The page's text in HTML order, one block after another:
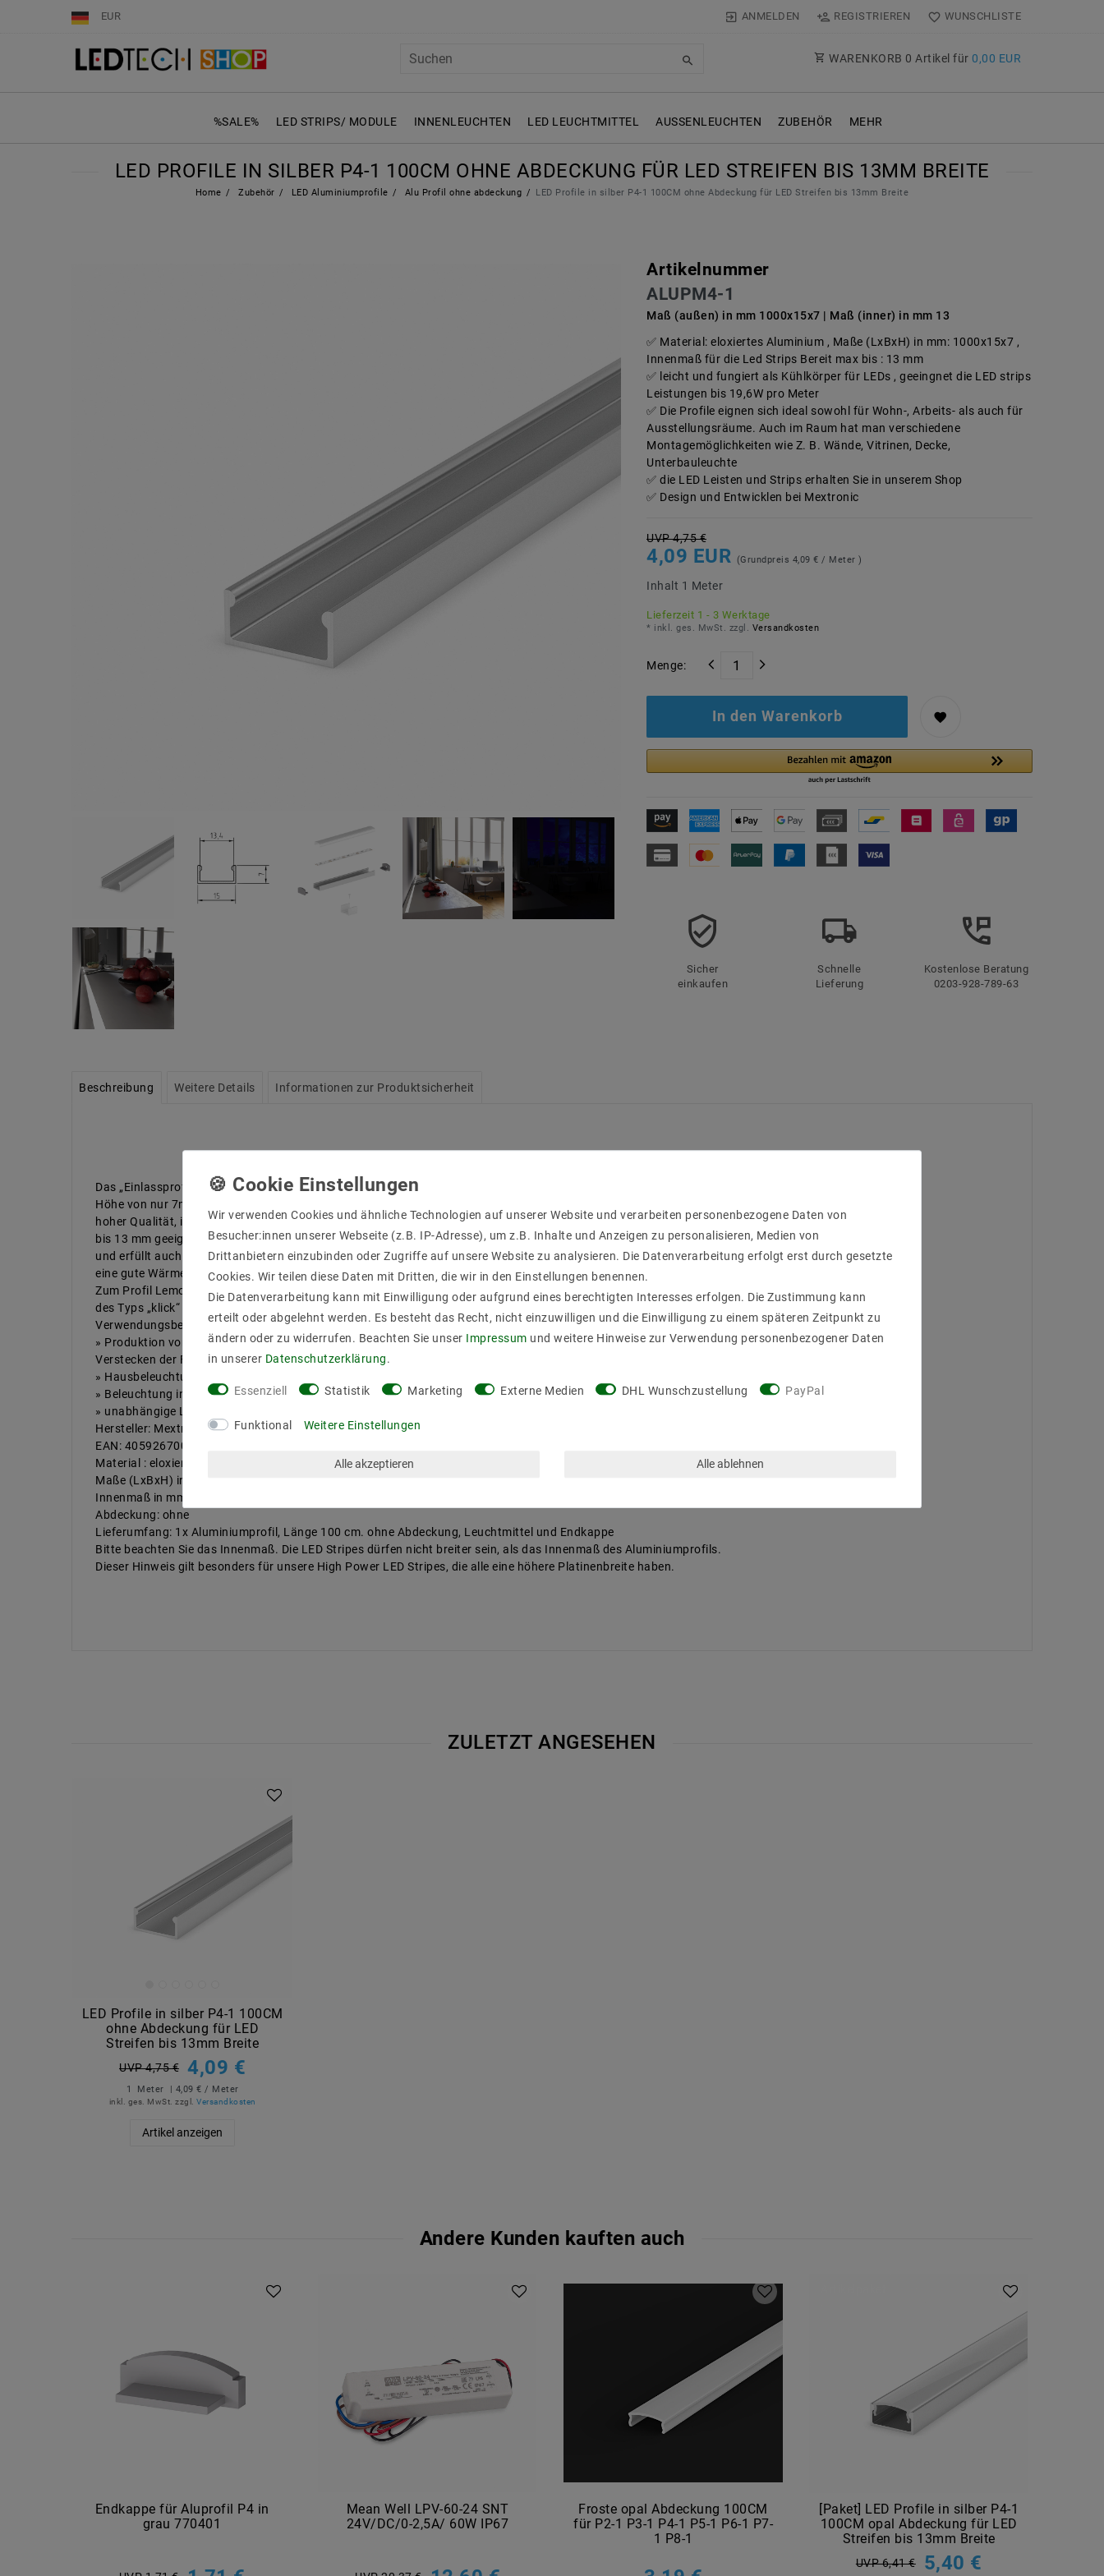
EUR ANMELDEN REGISTRIEREN WUNSCHLISTE
WARENKORB 0 Artikel für 0,00 EUR
%SALE% LED STRIPS/ MODULE INNENLEUCHTEN LED LEUCHTMITTEL AUSSENLEUCHTEN ZUBEHÖR MEHR
LED PROFILE IN SILBER P4-1 100CM OHNE ABDECKUNG FÜR LED STREIFEN BIS 13MM BREITE
Home Zubehör LED Aluminiumprofile Alu Profil ohne abdeckung LED Profile in silber P4-1 100CM ohne Abdeckung für LED Streifen bis 13mm Breite
Artikelnummer
ALUPM4-1
Maß (außen) in mm 1000x15x7 | Maß (inner) in mm 13
Material: eloxiertes Aluminium , Maße (LxBxH) in mm: 1000x15x7 ,
Innenmaß für die Led Strips Bereit max bis : 13 mm
leicht und fungiert als Kühlkörper für LEDs , geeingnet die LED strips
Leistungen bis 19,6W pro Meter
Die Profile eignen sich ideal sowohl für Wohn-, Arbeits- als auch für
Ausstellungsräume. Auch im Raum hat man verschiedene
Montagemöglichkeiten wie Z. B. Wände, Vitrinen, Decke,
Unterbauleuchte
die LED Leisten und Strips erhalten Sie in unserem Shop
Design und Entwicklen bei Mextronic
UVP 4,75 €
4,09 EUR (Grundpreis 4,09 € / Meter )
Inhalt 1 Meter
Lieferzeit 1 - 3 Werktage
* inkl. ges. MwSt. zzgl. Versandkosten
Menge:
In den Warenkorb
Sicher
einkaufen
Schnelle
Lieferung
Kostenlose Beratung
0203-928-789-63
Beschreibung Weitere Details Informationen zur Produktsicherheit
Das „Einlassprofil schmal” ist ein universelles Aufputzprofil mit einer
Höhe von nur 7mm. Hergestellt aus anodisiertem Aluminium von
hoher Qualität, ist es für Standard LED Streifen mit einer Breite von 8
bis 13 mm geeignet. Es ist ein stilvoller Rahmen für die LED Streifen,
und erfüllt auch gleichzeitig die Funktion einer Heizleiste, die für
eine gute Wärmeabgabe sorgt.
Zum Profil Lemo bieten wir auch Zubehör an, wie einclipsbare Abdeckungen
des Typs „klick“ in verschiedenen Ausführungen
Verwendungsbeispiele:
» Produktion von Möbeln (die kleine Größe erlaubt ein einfaches
Verstecken der Fassung in Möbelwänden)
» Hausbeleuchtung (Treppen, Böden, Schränke)
» Beleuchtung in Läden (Regale)
» unabhängige LED Fassung
Hersteller: Mextronic
EAN: 4059267000342
Material : eloxiertes Aluminium
Maße (LxBxH) in mm: 1000x15x7
Innenmaß in mm: 13
Abdeckung: ohne
Lieferumfang: 1x Aluminiumprofil, Länge 100 cm. ohne Abdeckung, Leuchtmittel und Endkappe
Bitte beachten Sie das Innenmaß. Die LED Stripes dürfen nicht breiter sein, als das Innenmaß des Aluminiumprofils.
Dieser Hinweis gilt besonders für unsere High Power LED Stripes, die alle eine höhere Platinenbreite haben.
ZULETZT ANGESEHEN
LED Profile in silber P4-1 100CM
ohne Abdeckung für LED
Streifen bis 13mm Breite
UVP 4,75 € 4,09 €
1 Meter | 4,09 € / Meter
inkl. ges. MwSt. zzgl. Versandkosten
Artikel anzeigen
Andere Kunden kauften auch
Endkappe für Aluprofil P4 in
grau 770401
Mean Well LPV-60-24 SNT
24V/DC/0-2,5A/ 60W IP67
Froste opal Abdeckung 100CM
für P2-1 P3-1 P4-1 P5-1 P6-1 P7-
1 P8-1
[Paket] LED Profile in silber P4-1
100CM opal Abdeckung für LED
Streifen bis 13mm Breite
UVP 6,41 € 5,40 €
Wir verwenden Cookies und ähnliche Technologien auf unserer Website und verarbeiten personenbezogene Daten von
Besucher:innen unserer Webseite (z.B. IP-Adresse), um z.B. Inhalte und Anzeigen zu personalisieren, Medien von
Drittanbietern einzubinden oder Zugriffe auf unsere Website zu analysieren. Die Datenverarbeitung erfolgt erst durch gesetzte
Cookies. Wir teilen diese Daten mit Dritten, die wir in den Einstellungen benennen.
Die Datenverarbeitung kann mit Einwilligung oder aufgrund eines berechtigten Interesses erfolgen. Die Zustimmung kann
erteilt oder abgelehnt werden. Es besteht das Recht, nicht einzuwilligen und die Einwilligung zu einem späteren Zeitpunkt zu
ändern oder zu widerrufen. Beachten Sie unser Impressum und weitere Hinweise zur Verwendung personenbezogener Daten
in unserer Daten­schutz­erklärung.
Essenziell Statistik Marketing Externe Medien DHL Wunschzustellung PayPal
Funktional Weitere Einstellungen
Alle akzeptieren Alle ablehnen